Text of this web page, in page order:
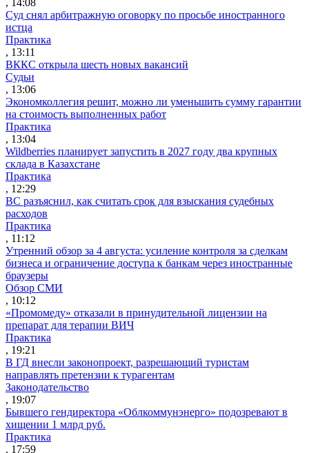
Суд снял арбитражную оговорку по просьбе иностранного
истца
Практика
, 13:11
ВККС открыла шесть новых вакансий
Судьи
, 13:06
Экономколлегия решит, можно ли уменьшить сумму гарантии
на стоимость выполненных работ
Практика
, 13:04
Wildberries планирует запустить в 2027 году два крупных
склада в Казахстане
Практика
, 12:29
ВС разъяснил, как считать срок для взыскания судебных
расходов
Практика
, 11:12
Утренний обзор за 4 августа: усиление контроля за сделкам
бизнеса и ограничение доступа к банкам через иностранные
браузеры
Обзор СМИ
, 10:12
«Промомеду» отказали в принудительной лицензии на
препарат для терапии ВИЧ
Практика
, 19:21
В ГД внесли законопроект, разрешающий туристам
направлять претензии к турагентам
Законодательство
, 19:07
Бывшего гендиректора «Облкоммунэнерго» подозревают в
хищении 1 млрд руб.
Практика
, 17:59